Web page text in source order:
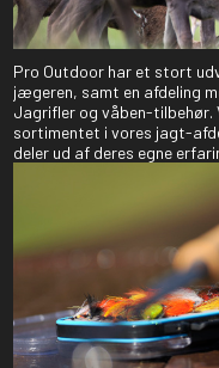
Pro Outdoor har et stort
jægeren, samt en afdeling
Jagrifler og våben-
sortimentet i vores jagt-
deler ud af deres egne